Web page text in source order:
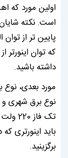
اولین مورد که
است. نکته شایان
پایین تر از
که توان اینورتر
داشته باشید.
مورد بعدی، نوع
نوع برق شهری و
تک
باید اینورتری
برگزینید.